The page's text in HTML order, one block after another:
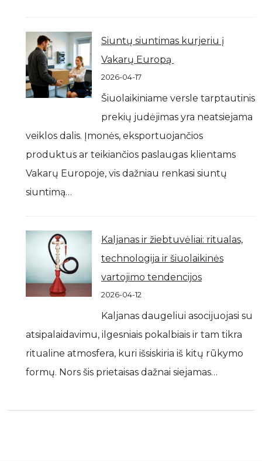
Siuntų siuntimas kurjeriu į
Vakarų Europą
2026-04-17
Šiuolaikiniame versle tarptautinis
prekių judėjimas yra neatsiejama
veiklos dalis. Įmonės, eksportuojančios
produktus ar teikiančios paslaugas klientams
Vakarų Europoje, vis dažniau renkasi siuntų
siuntimą…
Kaljanas ir žiebtuvėliai: ritualas,
technologija ir šiuolaikinės
vartojimo tendencijos
2026-04-12
Kaljanas daugeliui asocijuojasi su
atsipalaidavimu, ilgesniais pokalbiais ir tam tikra
ritualine atmosfera, kuri išsiskiria iš kitų rūkymo
formų. Nors šis prietaisas dažnai siejamas…